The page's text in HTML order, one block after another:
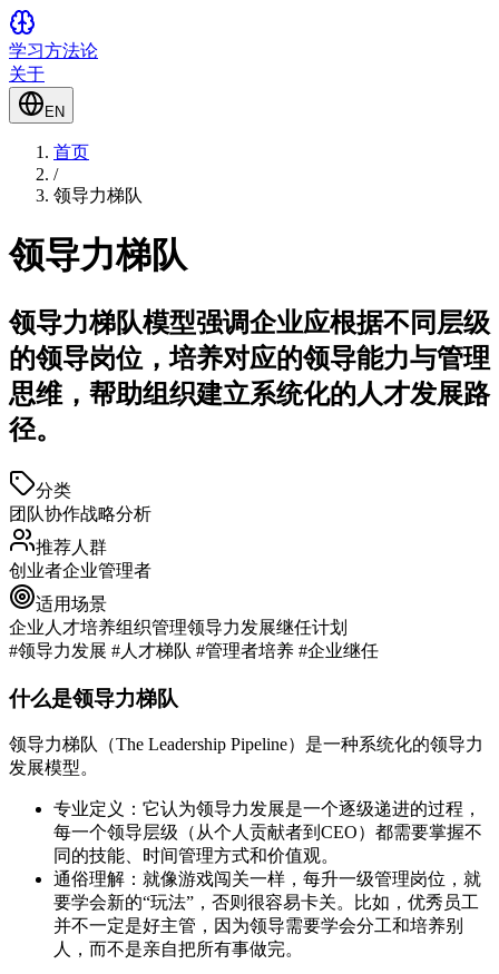
学习方法论
关于
EN
首页
/
领导力梯队
领导力梯队
领导力梯队模型强调企业应根据不同层级
的领导岗位，培养对应的领导能力与管理
思维，帮助组织建立系统化的人才发展路
径。
分类
团队协作战略分析
推荐人群
创业者企业管理者
适用场景
企业人才培养组织管理领导力发展继任计划
#领导力发展 #人才梯队 #管理者培养 #企业继任
什么是领导力梯队
领导力梯队（The Leadership Pipeline）是一种系统化的领导力
发展模型。
专业定义 ：它认为领导力发展是一个逐级递进的过程，
每一个领导层级（从个人贡献者到CEO）都需要掌握不
同的技能、时间管理方式和价值观。
通俗理解 ：就像游戏闯关一样，每升一级管理岗位，就
要学会新的“玩法”，否则很容易卡关。比如，优秀员工
并不一定是好主管，因为领导需要学会分工和培养别
人，而不是亲自把所有事做完。